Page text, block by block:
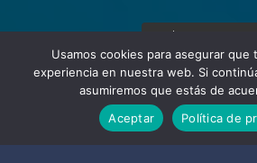
Usamos cookies para asegurar que
experiencia en nuestra web. Si
asumiremos que estás de
Aceptar
Política de
¡Hola! Soy Noy.
ayudarte?